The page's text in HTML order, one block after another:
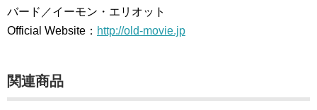
バード／イーモン・エリオット
Official Website： http://old-movie.jp
関連商品